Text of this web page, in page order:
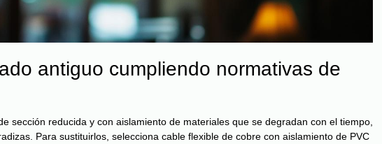
antiguo cumpliendo normativas de
sección reducida y con aislamiento de materiales que se degradan con el tiempo,
Para sustituirlos, selecciona cable flexible de cobre con aislamiento de PVC